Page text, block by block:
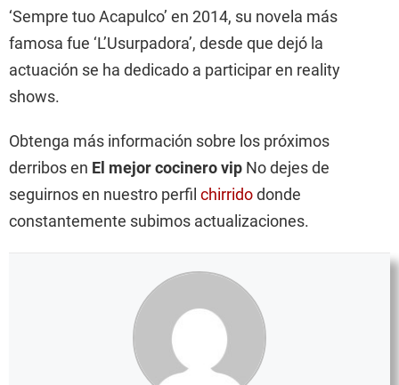
‘Sempre tuo Acapulco’ en 2014, su novela más
famosa fue ‘L’Usurpadora’, desde que dejó la
actuación se ha dedicado a participar en reality
shows.
Obtenga más información sobre los próximos
derribos en El mejor cocinero vip No dejes de
seguirnos en nuestro perfil chirridodonde
constantemente subimos actualizaciones.